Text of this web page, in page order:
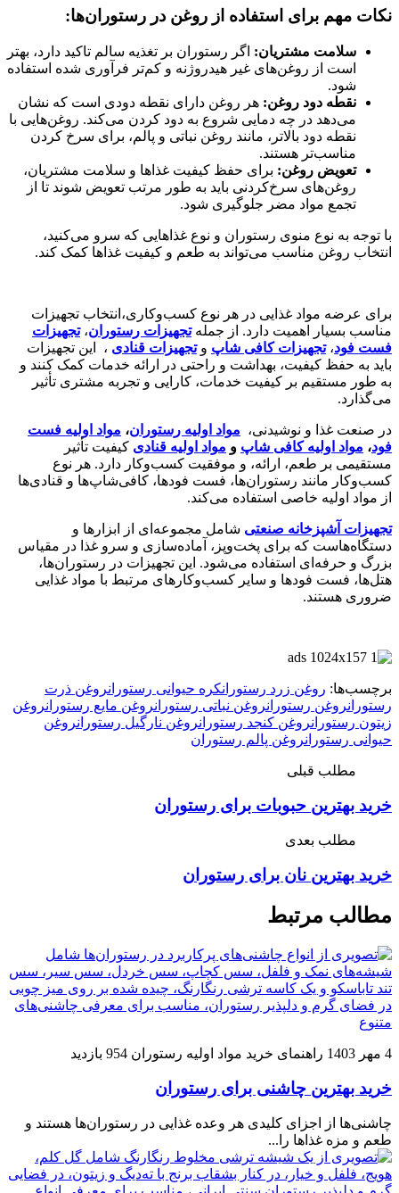
نکات مهم برای استفاده از روغن در رستوران‌ها:
سلامت مشتریان: اگر رستوران بر تغذیه سالم تاکید دارد، بهتر
است از روغن‌های غیر هیدروژنه و کم‌تر فرآوری شده استفاده
شود.
نقطه دود روغن: هر روغن دارای نقطه دودی است که نشان
می‌دهد در چه دمایی شروع به دود کردن می‌کند. روغن‌هایی با
نقطه دود بالاتر، مانند روغن نباتی و پالم، برای سرخ کردن
مناسب‌تر هستند.
تعویض روغن: برای حفظ کیفیت غذاها و سلامت مشتریان،
روغن‌های سرخ‌کردنی باید به طور مرتب تعویض شوند تا از
تجمع مواد مضر جلوگیری شود.
با توجه به نوع منوی رستوران و نوع غذاهایی که سرو می‌کنید،
انتخاب روغن مناسب می‌تواند به طعم و کیفیت غذاها کمک کند.
برای عرضه مواد غذایی در هر نوع کسب‌وکاری،انتخاب تجهیزات
مناسب بسیار اهمیت دارد. از جملهتجهیزات رستوران‌،تجهیزات
فست فود،تجهیزات کافی‌ شاپ‌ وتجهیزات قنادی ، این تجهیزات
باید به حفظ کیفیت، بهداشت و راحتی در ارائه خدمات کمک کنند و
به طور مستقیم بر کیفیت خدمات، کارایی و تجربه مشتری تأثیر
می‌گذارد.
در صنعت غذا و نوشیدنی، مواد اولیه رستوران‌، مواد اولیه فست
فود، مواد اولیه کافی‌ شاپ‌ و مواد اولیه قنادی کیفیت تأثیر
مستقیمی بر طعم، ارائه، و موفقیت کسب‌وکار دارد. هر نوع
کسب‌وکار مانند رستوران‌ها، فست فودها، کافی‌شاپ‌ها و قنادی‌ها
از مواد اولیه خاصی استفاده می‌کند.
تجهیزات آشپزخانه صنعتی شامل مجموعه‌ای از ابزارها و
دستگاه‌هاست که برای پخت‌وپز، آماده‌سازی و سرو غذا در مقیاس
بزرگ و حرفه‌ای استفاده می‌شود. این تجهیزات در رستوران‌ها،
هتل‌ها، فست فودها و سایر کسب‌وکارهای مرتبط با مواد غذایی
ضروری هستند.
برچسب‌ها: روغن زرد رستورانکره حیوانی رستورانروغن ذرت
رستورانروغن‌ رستورانروغن نباتی رستورانروغن مایع رستورانروغن
زیتون رستورانروغن کنجد رستورانروغن نارگیل رستورانروغن
حیوانی رستورانروغن پالم رستوران
مطلب قبلی
خرید بهترین حبوبات برای رستوران
مطلب بعدی
خرید بهترین نان برای رستوران‌
مطالب مرتبط
4 مهر 1403 راهنمای خرید مواد اولیه رستوران 954 بازدید
خرید بهترین چاشنی برای رستوران
چاشنی‌ها از اجزای کلیدی هر وعده غذایی در رستوران‌ها هستند و
طعم و مزه غذاها را...